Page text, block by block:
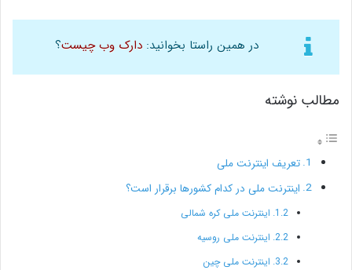
در همین راستا بخوانید:دارک وب چیست؟
مطالب نوشته
تعریف اینترنت ملی
اینترنت ملی در کدام کشورها برقرار است؟
اینترنت ملی کره شمالی
اینترنت ملی روسیه
اینترنت ملی چین